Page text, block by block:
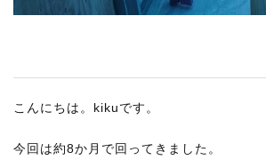
こんにちは。kikuです。
今回は約8か月で回ってきました。